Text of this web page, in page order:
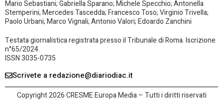
Mario Sebastiani; Gabriella Sparano; Michele Specchio; Antonella
Stemperini; Mercedes Tascedda; Francesco Toso; Virginio Trivella;
Paolo Urbani; Marco Vignali; Antonio Valori; Edoardo Zanchini
Testata giornalistica registrata presso il Tribunale di Roma. Iscrizione
n°65/2024.
ISSN 3035-0735
Scrivete a redazione@diariodiac.it
Copyright 2026 CRESME Europa Media – Tutti i diritti riservati